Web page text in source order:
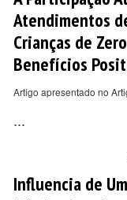
Atendimentos
Crianças de
Benefícios
Artigo apresentado no
...
Influencia de